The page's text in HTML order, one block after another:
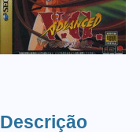
Descrição